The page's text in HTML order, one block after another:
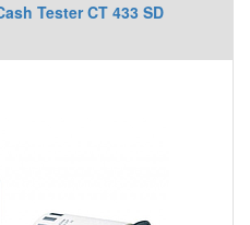
Tester CT 433 SD